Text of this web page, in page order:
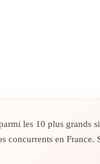
les 10 plus grands
en France.